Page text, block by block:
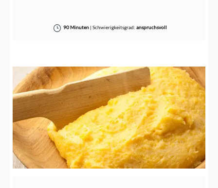
90 Minuten |Schwierigkeitsgrad:anspruchsvoll